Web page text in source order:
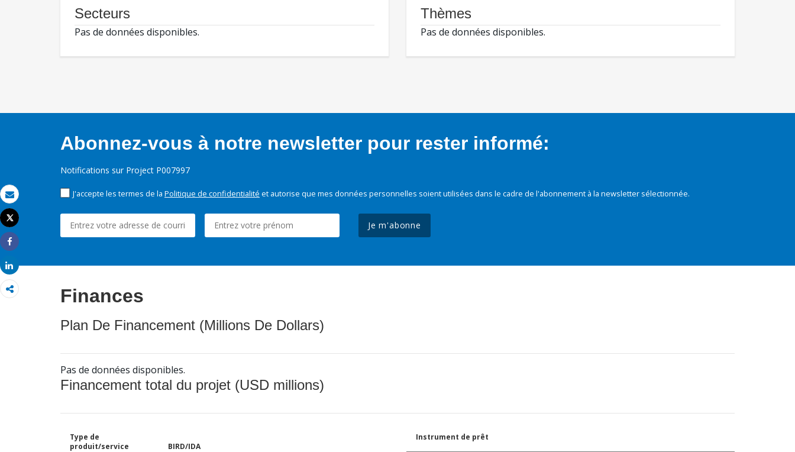
Email
Imprimer
Tweet
Share
Share
Secteurs
Pas de données disponibles.
Thèmes
Pas de données disponibles.
Abonnez-vous à notre newsletter pour rester informé:
Notifications sur Project P007997
J'accepte les termes de la Politique de confidentialité et autorise que mes données personnelles soient utilisées dans le cadre de l'abonnement à la newsletter sélectionnée.
Je m'abonne
Finances
Plan De Financement (Millions De Dollars)
Pas de données disponibles.
Financement total du projet (USD millions)
Type de
produit/service
BIRD/IDA
Instrument de prêt